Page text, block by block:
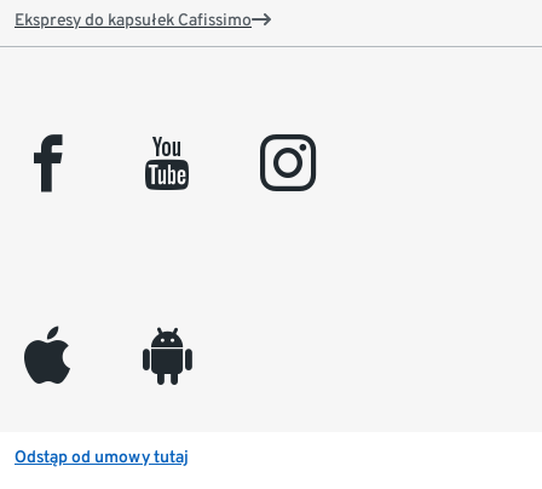
Ekspresy do kapsułek Cafissimo
facebook youtube instagram
appleinc android
Odstąp od umowy tutaj